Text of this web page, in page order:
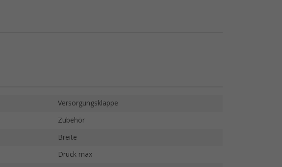
Versorgungsklappe
Zubehör
Breite
Druck max